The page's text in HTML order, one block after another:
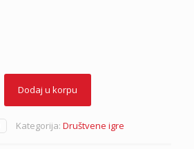
Dodaj u korpu
Kategorija: Društvene igre